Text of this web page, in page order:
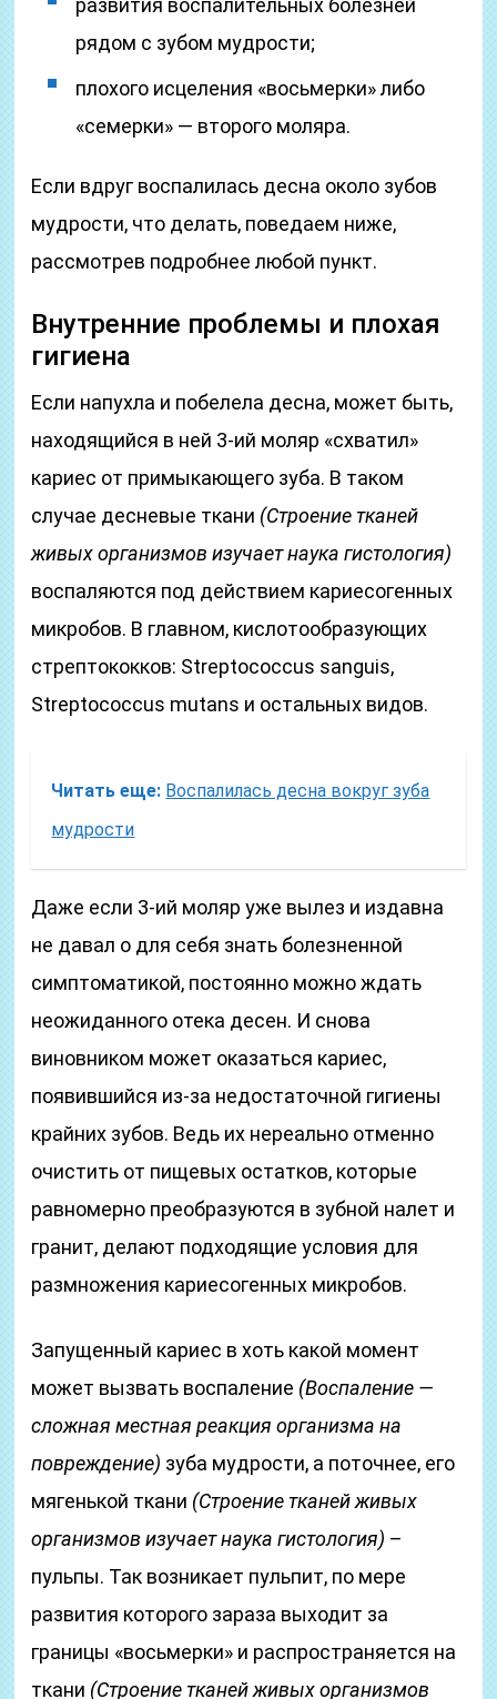
развития воспалительных болезней
рядом с зубом мудрости;
плохого исцеления «восьмерки» либо
«семерки» — второго моляра.
Если вдруг воспалилась десна около зубов
мудрости, что делать, поведаем ниже,
рассмотрев подробнее любой пункт.
Внутренние проблемы и плохая
гигиена
Если напухла и побелела десна, может быть,
находящийся в ней 3-ий моляр «схватил»
кариес от примыкающего зуба. В таком
случае десневые ткани (Строение тканей
живых организмов изучает наука гистология)
воспаляются под действием кариесогенных
микробов. В главном, кислотообразующих
стрептококков: Streptococcus sanguis,
Streptococcus mutans и остальных видов.
Читать еще: Воспалилась десна вокруг зуба
мудрости
Даже если 3-ий моляр уже вылез и издавна
не давал о для себя знать болезненной
симптоматикой, постоянно можно ждать
неожиданного отека десен. И снова
виновником может оказаться кариес,
появившийся из-за недостаточной гигиены
крайних зубов. Ведь их нереально отменно
очистить от пищевых остатков, которые
равномерно преобразуются в зубной налет и
гранит, делают подходящие условия для
размножения кариесогенных микробов.
Запущенный кариес в хоть какой момент
может вызвать воспаление (Воспаление —
сложная местная реакция организма на
повреждение) зуба мудрости, а поточнее, его
мягенькой ткани (Строение тканей живых
организмов изучает наука гистология) –
пульпы. Так возникает пульпит, по мере
развития которого зараза выходит за
границы «восьмерки» и распространяется на
ткани (Строение тканей живых организмов